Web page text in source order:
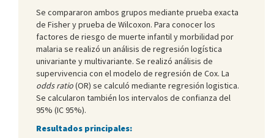
Se compararon ambos grupos mediante prueba exacta
de Fisher y prueba de Wilcoxon. Para conocer los
factores de riesgo de muerte infantil y morbilidad por
malaria se realizó un análisis de regresión logística
univariante y multivariante. Se realizó análisis de
supervivencia con el modelo de regresión de Cox. La
odds ratio(OR) se calculó mediante regresión logistica.
Se calcularon también los intervalos de confianza del
95% (IC 95%).
Resultados principales: